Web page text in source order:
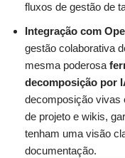
fluxos de gestão de
Integração com
gestão colaborativa
mesma poderosa
decomposição por
decomposição vivas
de projeto e wikis,
tenham uma visão
documentação.